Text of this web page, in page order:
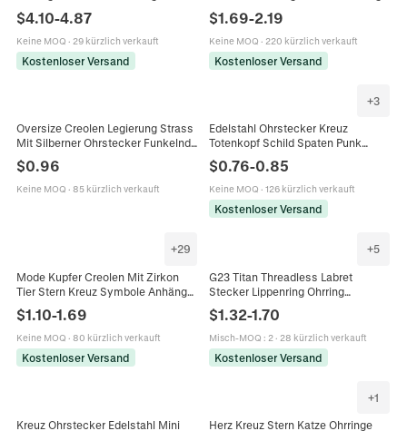
Rose Blume Herz Weiß Stein Mode
Schmuck Frauen
$4.10-4.87
Keine MOQ · 29 kürzlich verkauft
Kostenloser Versand
Retro Einfacher Schmuck Für
Damen Herren
$1.69-2.19
Keine MOQ · 220 kürzlich verkauft
Kostenloser Versand
Oversize Creolen Legierung Strass
Mit Silberner Ohrstecker Funkelnde
Kreuz Anhänger Gotischer Stil Für
Frauen
$0.96
Keine MOQ · 85 kürzlich verkauft
+3
Edelstahl Ohrstecker Kreuz
Totenkopf Schild Spaten Punk
Gothic Retro Stil Herren Damen
$0.76-0.85
Keine MOQ · 126 kürzlich verkauft
Kostenloser Versand
+29
Mode Kupfer Creolen Mit Zirkon
Tier Stern Kreuz Symbole Anhänger
Geschenk
$1.10-1.69
Keine MOQ · 80 kürzlich verkauft
Kostenloser Versand
+5
G23 Titan Threadless Labret
Stecker Lippenring Ohrring
Kreuz Flacher Rücken Piercing
$1.32-1.70
Misch-MOQ : 2· 28 kürzlich verkauft
Kostenloser Versand
Kreuz Ohrstecker Edelstahl Mini
+1
Herz Kreuz Stern Katze Ohrringe